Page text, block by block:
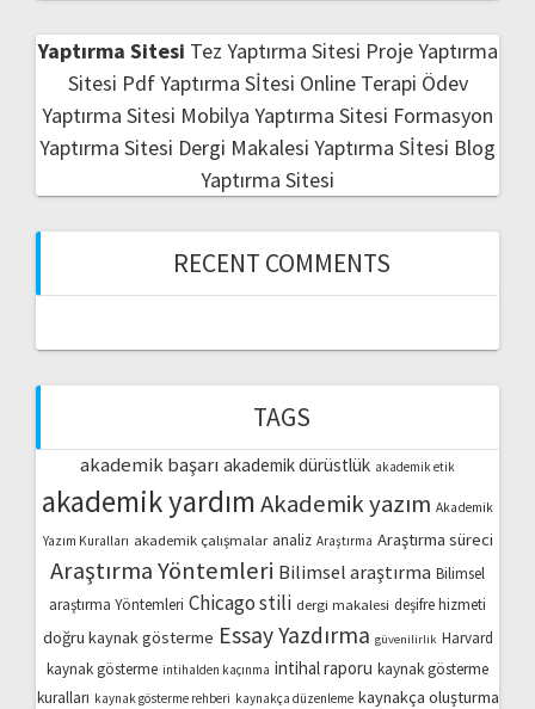
Yaptırma Sitesi Tez Yaptırma Sitesi Proje Yaptırma
Sitesi Pdf Yaptırma Sİtesi Online Terapi Ödev
Yaptırma Sitesi Mobilya Yaptırma Sitesi Formasyon
Yaptırma Sitesi Dergi Makalesi Yaptırma Sİtesi Blog
Yaptırma Sitesi
RECENT COMMENTS
TAGS
akademik başarı akademik dürüstlük akademik etik
akademik yardımAkademik yazım Akademik
Yazım Kuralları akademik çalışmalar analiz Araştırma Araştırma süreci
Araştırma Yöntemleri Bilimsel araştırma Bilimsel
araştırma Yöntemleri Chicago stili dergi makalesi deşifre hizmeti
doğru kaynak gösterme Essay Yazdırma güvenilirlik Harvard
kaynak gösterme intihalden kaçınma intihal raporu kaynak gösterme
kuralları kaynak gösterme rehberi kaynakça düzenleme kaynakça oluşturma